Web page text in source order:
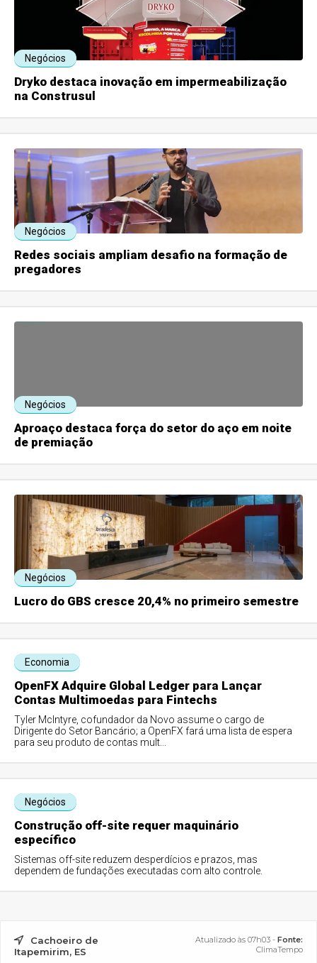
Negócios
Dryko destaca inovação em impermeabilização
na Construsul
Negócios
Redes sociais ampliam desafio na formação de
pregadores
Negócios
Aproaço destaca força do setor do aço em noite
de premiação
Negócios
Lucro do GBS cresce 20,4% no primeiro semestre
Economia
OpenFX Adquire Global Ledger para Lançar
Contas Multimoedas para Fintechs
Tyler McIntyre, cofundador da Novo assume o cargo de
Dirigente do Setor Bancário; a OpenFX fará uma lista de espera
para seu produto de contas mult...
Negócios
Construção off-site requer maquinário
específico
Sistemas off-site reduzem desperdícios e prazos, mas
dependem de fundações executadas com alto controle.
Cachoeiro de
Itapemirim, ES
Atualizado às 07h03 - Fonte:
ClimaTempo